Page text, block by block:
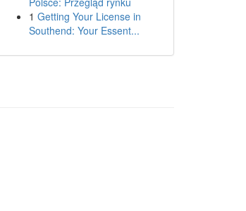
1 Getting Your License in
Southend: Your Essent...